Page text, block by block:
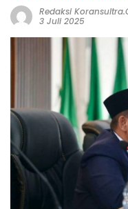
Redaksi
3 Juli 2025